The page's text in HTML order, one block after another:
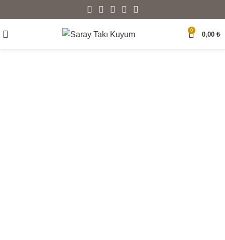
0
0,00 ₺